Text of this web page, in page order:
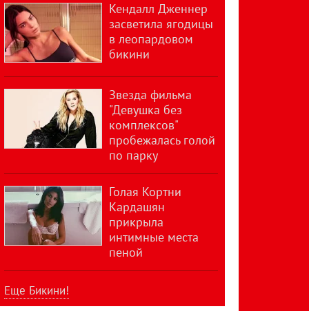
Кендалл Дженнер
засветила ягодицы
в леопардовом
бикини
Звезда фильма
"Девушка без
комплексов"
пробежалась голой
по парку
Голая Кортни
Кардашян
прикрыла
интимные места
пеной
Еще Бикини!